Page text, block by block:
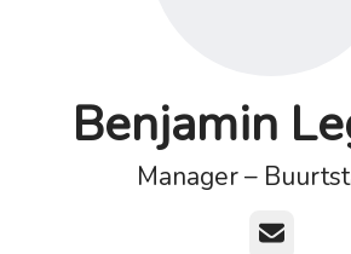
Benjamin
Manager –
E-mailadres